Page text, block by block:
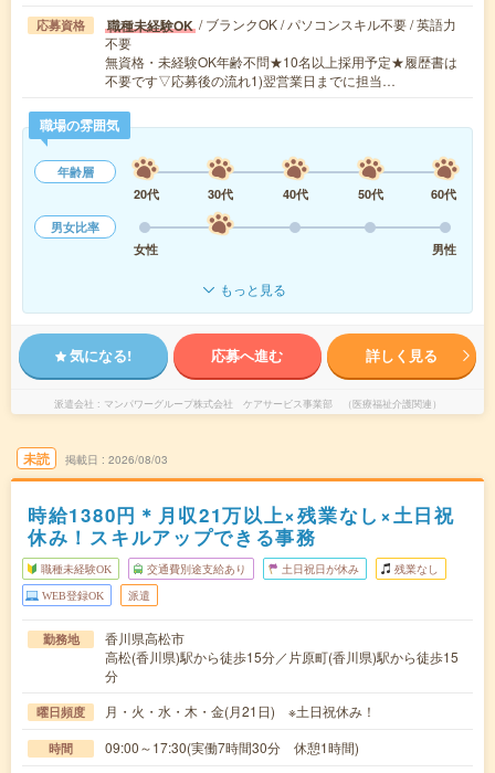
応募資格 職種未経験OK / ブランクOK / パソコンスキル不要 / 英語力
不要
無資格・未経験OK年齢不問★10名以上採用予定★履歴書は
不要です▽応募後の流れ1)翌営業日までに担当…
職場の雰囲気
年齢層
20代
30代 40代 50代
60代
男女比率
女性
男性
もっと見る
気になる! 応募へ進む 詳しく見る
派遣会社 マンパワーグループ株式会社 ケアサービス事業部 （医療福祉介護関連）
未読 掲載日 2026/08/03
時給1380円＊月収21万以上×残業なし×土日祝
休み！スキルアップできる事務
職種未経験OK 交通費別途支給あり 土日祝日が休み 残業なし
WEB登録OK 派遣
勤務地
香川県高松市
高松(香川県)駅から徒歩15分／片原町(香川県)駅から徒歩15
分
曜日頻度 月・火・水・木・金(月21日) ※土日祝休み！
時間 09:00～17:30(実働7時間30分 休憩1時間)